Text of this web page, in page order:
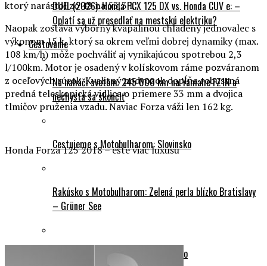
DUEL (2026): Honda PCX 125 DX vs. Honda CUV e: –
Oplatí sa už presedlať na mestskú elektriku?
Cestovanie
Na naháči svetom: 245 000 km na Yamahe FZ1N a
nechystá sa skončiť
Cestujeme s Motobulharom: Slovinsko
Rakúsko s Motobulharom: Zelená perla blízko Bratislavy
– Grüner See
Cestujeme s Motobulharom: Rakúsko
ktorý narástol zo 48 na 53,3 l.
Naopak zostáva výborný kvapalinou chladený jednovalec s
výkonom 15 k, ktorý sa okrem veľmi dobrej dynamiky (max.
108 km/h) môže pochváliť aj vynikajúcou spotrebou 2,3
l/100km. Motor je osadený v kolískovom ráme pozváranom
z oceľových rúrok. Kvalitný podvozok dopĺňa robustná
predná teleskopická vidlica o priemere 33 mm a dvojica
tlmičov pruženia vzadu. Naviac Forza váži len 162 kg.
Honda Forza 125 2018 – ešte viac luxusu